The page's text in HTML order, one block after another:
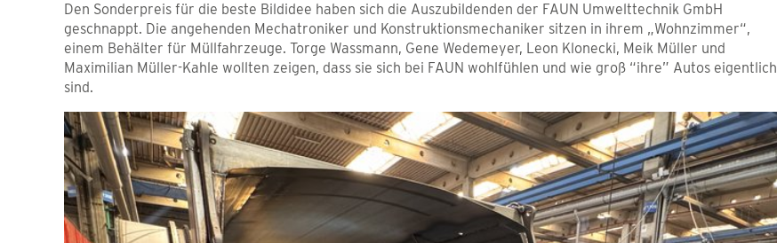
Den Sonderpreis für die beste Bildidee haben sich die Auszubildenden der FAUN Umwelttechnik GmbH
geschnappt. Die angehenden Mechatroniker und Konstruktionsmechaniker sitzen in ihrem „Wohnzimmer“,
einem Behälter für Müllfahrzeuge. Torge Wassmann, Gene Wedemeyer, Leon Klonecki, Meik Müller und
Maximilian Müller-Kahle wollten zeigen, dass sie sich bei FAUN wohlfühlen und wie groß “ihre” Autos eigentlich
sind.